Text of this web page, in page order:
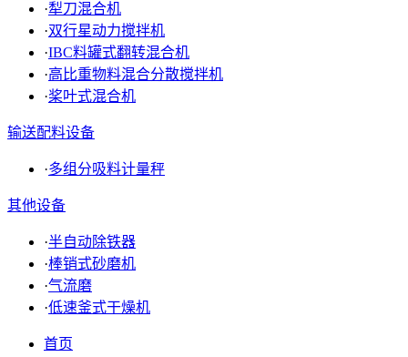
·犁刀混合机
·双行星动力搅拌机
·IBC料罐式翻转混合机
·高比重物料混合分散搅拌机
·桨叶式混合机
输送配料设备
·多组分吸料计量秤
其他设备
·半自动除铁器
·棒销式砂磨机
·气流磨
·低速釜式干燥机
首页